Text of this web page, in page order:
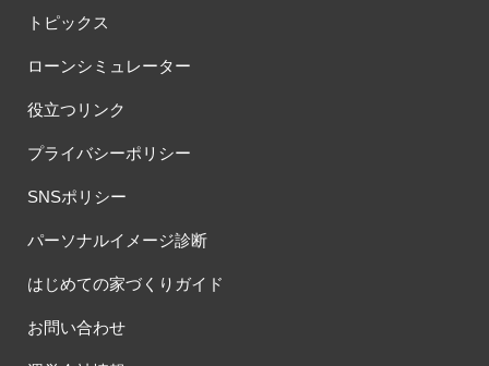
トピックス
ローンシミュレーター
役立つリンク
プライバシーポリシー
SNSポリシー
パーソナルイメージ診断
はじめての家づくりガイド
お問い合わせ